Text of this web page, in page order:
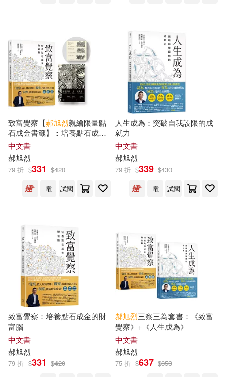
印刷工業出版社(1)
天下學習(1) 親子天下(1)
配送方式
可超商取貨(25)
可海外宅配(25)
可新加坡店取(25)
可菲律賓店取(25)
上市日期 (可複選)
一個月內上市新品(2)
致富覺察【郝旭烈親繪限量點
石成金書籤】：培養點石成金
的財富腦
中文書
郝旭烈
79 折 $331 $420
電
試閱
人生成為：突破自我設限的成
就力
中文書
郝旭烈
79 折 $339 $430
電
試閱
致富覺察：培養點石成金的財
富腦
中文書
郝旭烈
79 折 $331 $420
郝旭烈三察三為套書：《致富
覺察》+《人生成為》
中文書
郝旭烈
75 折 $637 $850